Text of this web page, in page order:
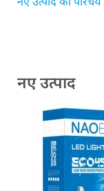
नए उत्पाद